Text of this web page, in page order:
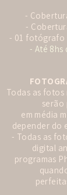
-
-
- 01 fotógrafo
- Até
Todas as
serão
em média
depender do
- Todas as
digital
programas